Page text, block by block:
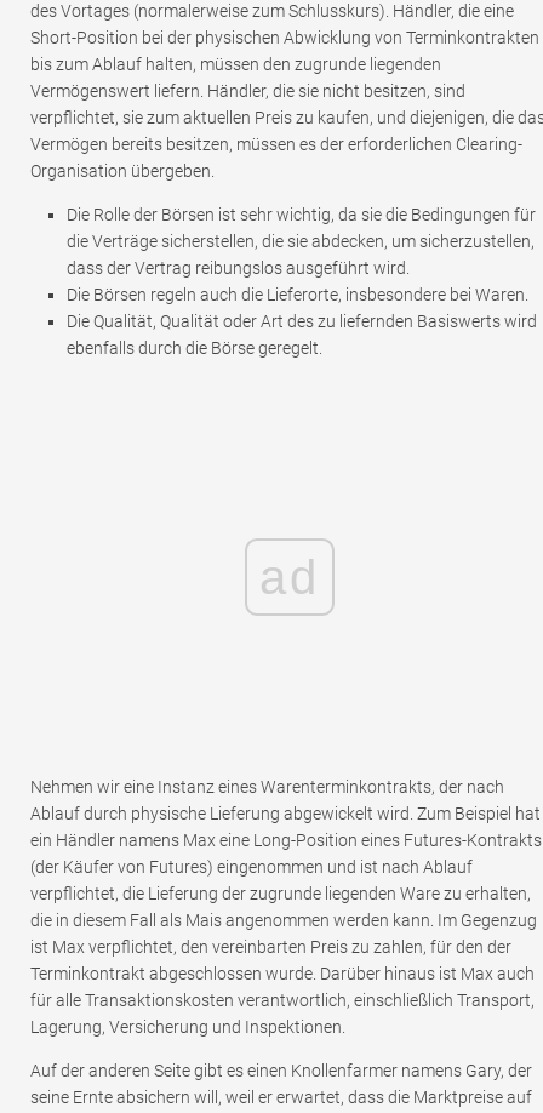
des Vortages (normalerweise zum Schlusskurs). Händler, die eine
Short-Position bei der physischen Abwicklung von Terminkontrakten
bis zum Ablauf halten, müssen den zugrunde liegenden
Vermögenswert liefern. Händler, die sie nicht besitzen, sind
verpflichtet, sie zum aktuellen Preis zu kaufen, und diejenigen, die
Vermögen bereits besitzen, müssen es der erforderlichen Clearing-
Organisation übergeben.
Die Rolle der Börsen ist sehr wichtig, da sie die Bedingungen für
die Verträge sicherstellen, die sie abdecken, um sicherzustellen,
dass der Vertrag reibungslos ausgeführt wird.
Die Börsen regeln auch die Lieferorte, insbesondere bei Waren.
Die Qualität, Qualität oder Art des zu liefernden Basiswerts wird
ebenfalls durch die Börse geregelt.
ad
Nehmen wir eine Instanz eines Warenterminkontrakts, der nach
Ablauf durch physische Lieferung abgewickelt wird. Zum Beispiel hat
ein Händler namens Max eine Long-Position eines Futures-Kontrakts
(der Käufer von Futures) eingenommen und ist nach Ablauf
verpflichtet, die Lieferung der zugrunde liegenden Ware zu erhalten,
die in diesem Fall als Mais angenommen werden kann. Im Gegenzug
ist Max verpflichtet, den vereinbarten Preis zu zahlen, für den der
Terminkontrakt abgeschlossen wurde. Darüber hinaus ist Max auch
für alle Transaktionskosten verantwortlich, einschließlich Transport,
Lagerung, Versicherung und Inspektionen.
Auf der anderen Seite gibt es einen Knollenfarmer namens Gary, der
seine Ernte absichern will, weil er erwartet, dass die Marktpreise auf